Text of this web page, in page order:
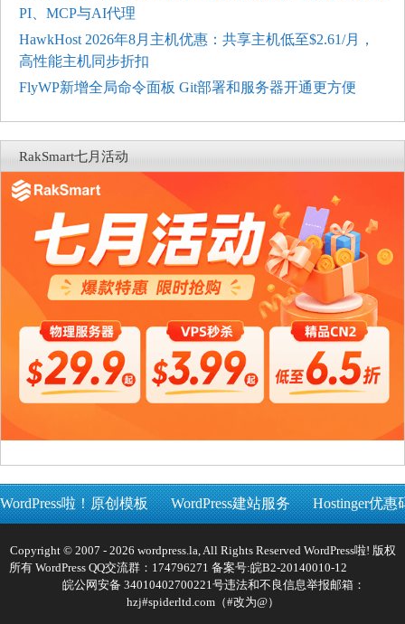
PI、MCP与AI代理
HawkHost 2026年8月主机优惠：共享主机低至$2.61/月，
高性能主机同步折扣
FlyWP新增全局命令面板 Git部署和服务器开通更方便
RakSmart七月活动
WordPress啦！原创模板 WordPress建站服务 Hostinger优惠
Copyright © 2007 - 2026 wordpress.la, All Rights Reserved WordPress啦! 版权
所有 WordPress QQ交流群：174796271 备案号:皖B2-20140010-12
皖公网安备 34010402700221号违法和不良信息举报邮箱：
hzj#spiderltd.com（#改为@）